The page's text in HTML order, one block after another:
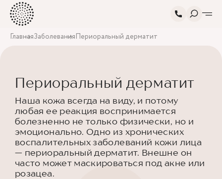
ГлавнаяЗаболеванияПериоральный дерматит
Периоральный дерматит
Наша кожа всегда на виду, и потому
любая ее реакция воспринимается
болезненно не только физически, но и
эмоционально. Одно из хронических
воспалительных заболеваний кожи лица
— периоральный дерматит. Внешне он
часто может маскироваться под акне или
розацеа.